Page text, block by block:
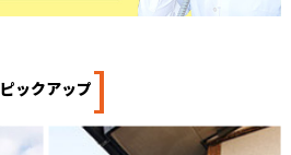
ピックアップ]